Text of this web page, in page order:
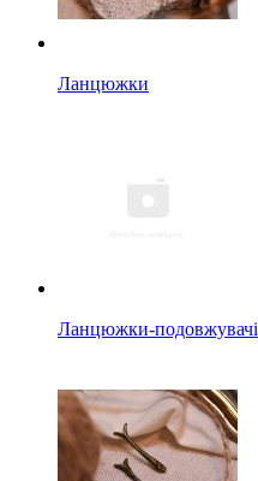
Ланцюжки
Ланцюжки-подовжувачі